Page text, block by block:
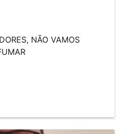
NÃO VAMOS